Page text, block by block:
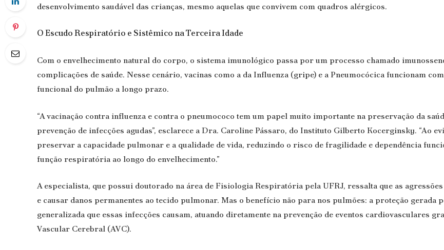
desenvolvimento saudável das crianças, mesmo aquelas que convivem com quadros alérgicos.
O Escudo Respiratório e Sistêmico na Terceira Idade
Com o envelhecimento natural do corpo, o sistema imunológico passa por um processo chamado
complicações de saúde. Nesse cenário, vacinas como a da Influenza (gripe) e a Pneumocócica funcionam
funcional do pulmão a longo prazo.
“A vacinação contra influenza e contra o pneumococo tem um papel muito importante na preservação da
prevenção de infecções agudas”, esclarece a Dra. Caroline Pássaro, do Instituto Gilberto Kocerginsky. “Ao
preservar a capacidade pulmonar e a qualidade de vida, reduzindo o risco de fragilidade e dependência
função respiratória ao longo do envelhecimento.”
A especialista, que possui doutorado na área de Fisiologia Respiratória pela UFRJ, ressalta que as
e causar danos permanentes ao tecido pulmonar. Mas o benefício não para nos pulmões: a proteção gerada
generalizada que essas infecções causam, atuando diretamente na prevenção de eventos cardiovasculares
Vascular Cerebral (AVC).